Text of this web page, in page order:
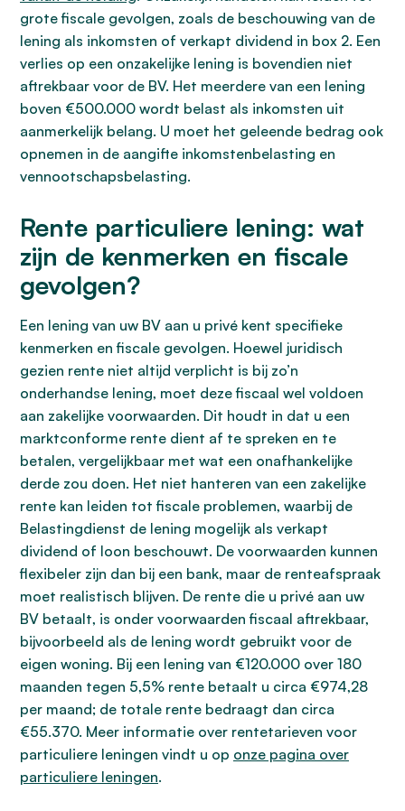
grote fiscale gevolgen, zoals de beschouwing van de
lening als inkomsten of verkapt dividend in box 2. Een
verlies op een onzakelijke lening is bovendien niet
aftrekbaar voor de BV. Het meerdere van een lening
boven €500.000 wordt belast als inkomsten uit
aanmerkelijk belang. U moet het geleende bedrag ook
opnemen in de aangifte inkomstenbelasting en
vennootschapsbelasting.
Rente particuliere lening: wat
zijn de kenmerken en fiscale
gevolgen?
Een lening van uw BV aan u privé kent specifieke
kenmerken en fiscale gevolgen. Hoewel juridisch
gezien rente niet altijd verplicht is bij zo’n
onderhandse lening, moet deze fiscaal wel voldoen
aan zakelijke voorwaarden. Dit houdt in dat u een
marktconforme rente dient af te spreken en te
betalen, vergelijkbaar met wat een onafhankelijke
derde zou doen. Het niet hanteren van een zakelijke
rente kan leiden tot fiscale problemen, waarbij de
Belastingdienst de lening mogelijk als verkapt
dividend of loon beschouwt. De voorwaarden kunnen
flexibeler zijn dan bij een bank, maar de renteafspraak
moet realistisch blijven. De rente die u privé aan uw
BV betaalt, is onder voorwaarden fiscaal aftrekbaar,
bijvoorbeeld als de lening wordt gebruikt voor de
eigen woning. Bij een lening van €120.000 over 180
maanden tegen 5,5% rente betaalt u circa €974,28
per maand; de totale rente bedraagt dan circa
€55.370. Meer informatie over rentetarieven voor
particuliere leningen vindt u op onze pagina over
particuliere leningen.